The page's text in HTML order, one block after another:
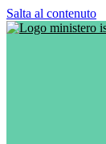
Salta al contenuto